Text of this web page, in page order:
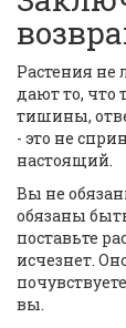
Растения не
дают то, что
тишины,
- это не
настоящий.
Вы не
обязаны
поставьте
исчезнет.
вы.